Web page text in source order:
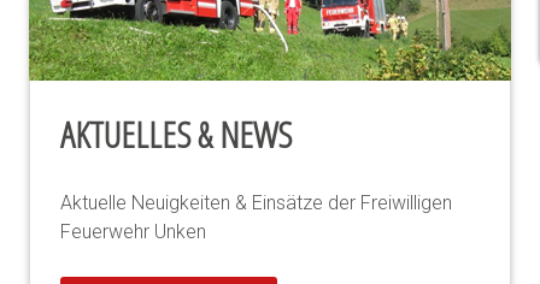
AKTUELLES & NEWS
Aktuelle Neuigkeiten & Einsätze der Freiwilligen
Feuerwehr Unken